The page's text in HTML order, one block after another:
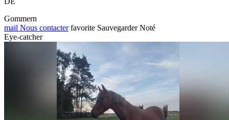
Gommern
mail Nous contacter favorite Sauvegarder Noté
Eye-catcher